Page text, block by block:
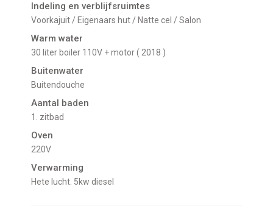
Indeling en verblijfsruimtes
Voorkajuit / Eigenaars hut / Natte cel / Salon
Warm water
30 liter boiler 110V + motor ( 2018 )
Buitenwater
buitendouche
Aantal baden
1. zitbad
Oven
220V
Verwarming
hete lucht. 5kw diesel